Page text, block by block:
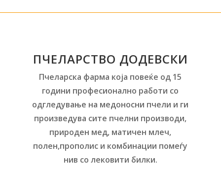
ПЧЕЛАРСТВО ДОДЕВСКИ
Пчеларска фарма која повеќе од 15
години професионално работи со
одгледување на медоносни пчели и ги
произведува сите пчелни производи,
природен мед, матичен млеч,
полен,прополис и комбинации помеѓу
нив со лековити билки.